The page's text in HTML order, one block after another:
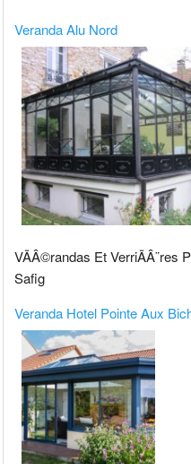
Veranda Alu Nord
VÃÂ©randas Et
Safig
Veranda Hotel Pointe Aux